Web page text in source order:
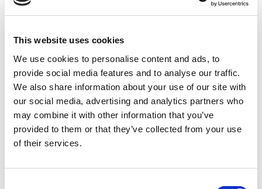
This website uses cookies
We use cookies to personalise content and ads, to
provide social media features and to analyse our traffic.
We also share information about your use of our site with
our social media, advertising and analytics partners who
may combine it with other information that you’ve
provided to them or that they’ve collected from your use
of their services.